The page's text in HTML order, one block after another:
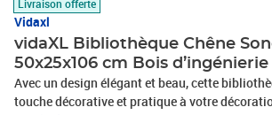
Livraison offerte
Vidaxl
vidaXL Bibliothèque Chêne
50x25x106 cm Bois d’ingénierie
Avec un design élégant et beau, cette
touche décorative et pratique à votre